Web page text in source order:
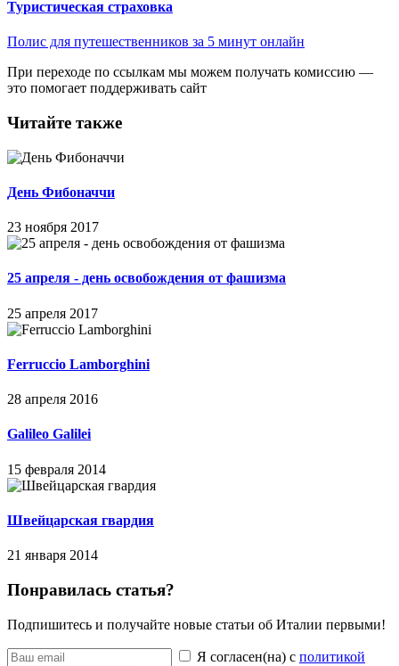
Туристическая страховка
Полис для путешественников за 5 минут онлайн
При переходе по ссылкам мы можем получать комиссию —
это помогает поддерживать сайт
Читайте также
День Фибоначчи
23 ноября 2017
25 апреля - день освобождения от фашизма
25 апреля 2017
Ferruccio Lamborghini
28 апреля 2016
Galileo Galilei
15 февраля 2014
Швейцарская гвардия
21 января 2014
Понравилась статья?
Подпишитесь и получайте новые статьи об Италии первыми!
Я согласен(на) с политикой